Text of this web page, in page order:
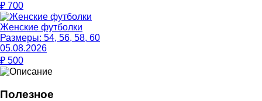
₽ 700
Женские футболки
Размеры: 54, 56, 58, 60
05.08.2026
₽ 500
Полезное